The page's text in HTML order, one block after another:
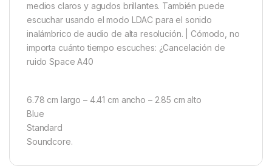
medios claros y agudos brillantes. También puede
escuchar usando el modo LDAC para el sonido
inalámbrico de audio de alta resolución. | Cómodo, no
importa cuánto tiempo escuches: ¿Cancelación de
ruido Space A40
6.78 cm largo – 4.41 cm ancho – 2.85 cm alto
Blue
Standard
Soundcore.